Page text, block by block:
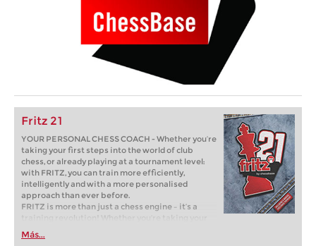
Fritz 21
YOUR PERSONAL CHESS COACH - Whether you’re
taking your first steps into the world of club
chess, or already playing at a tournament level:
with FRITZ, you can train more efficiently,
intelligently and with a more personalised
approach than ever before.
FRITZ is more than just a chess engine – it’s a
training revolution! Whether you’re taking your
first steps into the world of club chess, or already
playing at a tournament level: with FRITZ, you can
Más...